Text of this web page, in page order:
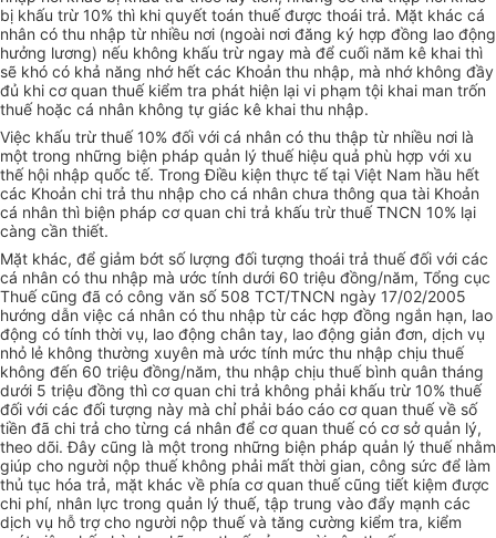
bị khấu trừ 10% thì khi quyết toán thuế được thoái trả. Mặt khác cá
nhân có thu nhập từ nhiều nơi (ngoài nơi đăng ký hợp đồng lao động
hưởng lương) nếu không khấu trừ ngay mà để cuối năm kê khai thì
sẽ khó có khả năng nhớ hết các Khoản thu nhập, mà nhớ không đầy
đủ khi cơ quan thuế kiểm tra phát hiện lại vi phạm tội khai man trốn
thuế hoặc cá nhân không tự giác kê khai thu nhập.
Việc khấu trừ thuế 10% đối với cá nhân có thu thập từ nhiều nơi là
một trong những biện pháp quản lý thuế hiệu quả phù hợp với xu
thế hội nhập quốc tế. Trong Điều kiện thực tế tại Việt Nam hầu hết
các Khoản chi trả thu nhập cho cá nhân chưa thông qua tài Khoản
cá nhân thì biện pháp cơ quan chi trả khấu trừ thuế TNCN 10% lại
càng cần thiết.
Mặt khác, để giảm bớt số lượng đối tượng thoái trả thuế đối với các
cá nhân có thu nhập mà ước tính dưới 60 triệu đồng/năm, Tổng cục
Thuế cũng đã có công văn số 508 TCT/TNCN ngày 17/02/2005
hướng dẫn việc cá nhân có thu nhập từ các hợp đồng ngắn hạn, lao
động có tính thời vụ, lao động chân tay, lao động giản đơn, dịch vụ
nhỏ lẻ không thường xuyên mà ước tính mức thu nhập chịu thuế
không đến 60 triệu đồng/năm, thu nhập chịu thuế bình quân tháng
dưới 5 triệu đồng thì cơ quan chi trả không phải khấu trừ 10% thuế
đối với các đối tượng này mà chỉ phải báo cáo cơ quan thuế về số
tiền đã chi trả cho từng cá nhân để cơ quan thuế có cơ sở quản lý,
theo dõi. Đây cũng là một trong những biện pháp quản lý thuế nhằm
giúp cho người nộp thuế không phải mất thời gian, công sức để làm
thủ tục hóa trả, mặt khác về phía cơ quan thuế cũng tiết kiệm được
chi phí, nhân lực trong quản lý thuế, tập trung vào đẩy mạnh các
dịch vụ hỗ trợ cho người nộp thuế và tăng cường kiểm tra, kiểm